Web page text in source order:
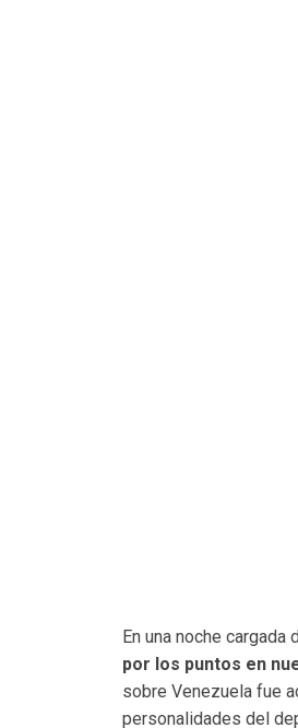
En una noche cargada
por los puntos en
sobre Venezuela fue
personalidades del